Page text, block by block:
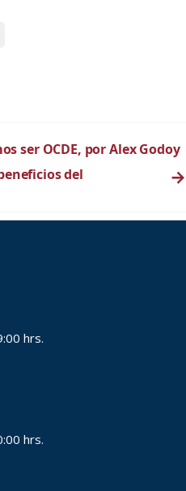
ser OCDE, por Alex Godoy
del
→